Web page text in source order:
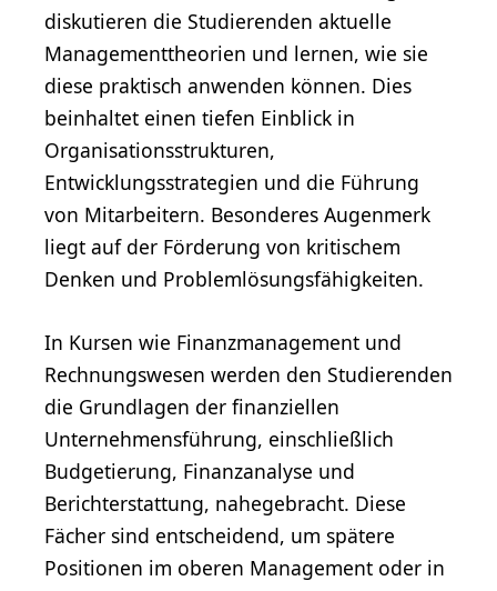
diskutieren die Studierenden aktuelle
Managementtheorien und lernen, wie sie
diese praktisch anwenden können. Dies
beinhaltet einen tiefen Einblick in
Organisationsstrukturen,
Entwicklungsstrategien und die Führung
von Mitarbeitern. Besonderes Augenmerk
liegt auf der Förderung von kritischem
Denken und Problemlösungsfähigkeiten.
In Kursen wie Finanzmanagement und
Rechnungswesen werden den Studierenden
die Grundlagen der finanziellen
Unternehmensführung, einschließlich
Budgetierung, Finanzanalyse und
Berichterstattung, nahegebracht. Diese
Fächer sind entscheidend, um spätere
Positionen im oberen Management oder in